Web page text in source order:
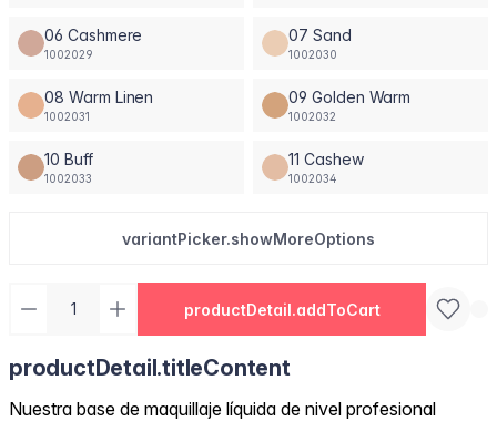
06 Cashmere
1002029
07 Sand
1002030
08 Warm Linen
1002031
09 Golden Warm
1002032
10 Buff
1002033
11 Cashew
1002034
variantPicker.showMoreOptions
productDetail.addToCart
productDetail.titleContent
Nuestra base de maquillaje líquida de nivel profesional